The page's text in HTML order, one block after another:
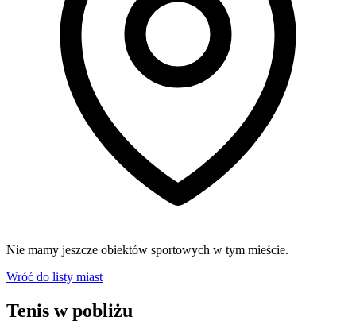
Nie mamy jeszcze obiektów sportowych w tym mieście.
Wróć do listy miast
Tenis w pobliżu